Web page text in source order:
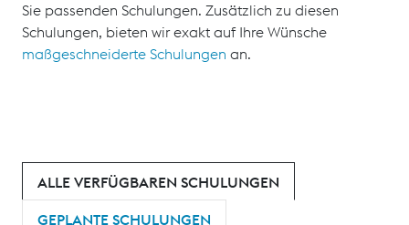
Sie passenden Schulungen. Zusätzlich zu diesen
Schulungen, bieten wir exakt auf Ihre Wünsche
maßgeschneiderte Schulungen an.
ALLE VERFÜGBAREN SCHULUNGEN
GEPLANTE SCHULUNGEN